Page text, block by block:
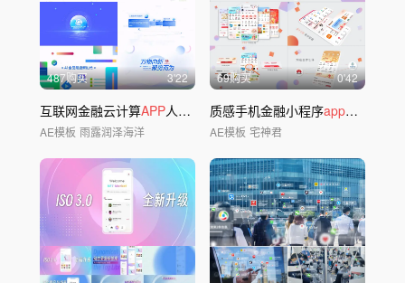
487购买 3'22
互联网金融云计算APP人工智能网络大数据
AE模板 雨露润泽海洋
69购买 0'42
质感手机金融小程序app展示
AE模板 宅神君